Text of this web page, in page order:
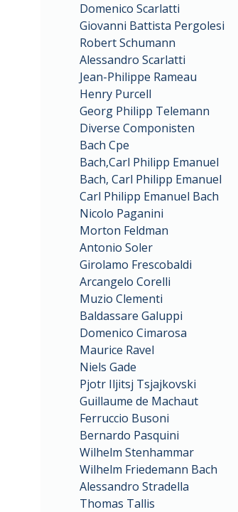
Domenico Scarlatti
Giovanni Battista Pergolesi
Robert Schumann
Alessandro Scarlatti
Jean-Philippe Rameau
Henry Purcell
Georg Philipp Telemann
Diverse Componisten
Bach Cpe
Bach,Carl Philipp Emanuel
Bach, Carl Philipp Emanuel
Carl Philipp Emanuel Bach
Nicolo Paganini
Morton Feldman
Antonio Soler
Girolamo Frescobaldi
Arcangelo Corelli
Muzio Clementi
Baldassare Galuppi
Domenico Cimarosa
Maurice Ravel
Niels Gade
Pjotr Iljitsj Tsjajkovski
Guillaume de Machaut
Ferruccio Busoni
Bernardo Pasquini
Wilhelm Stenhammar
Wilhelm Friedemann Bach
Alessandro Stradella
Thomas Tallis